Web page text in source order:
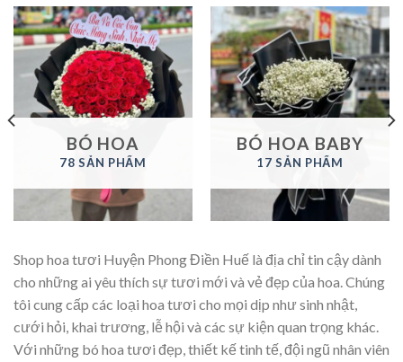
BÓ HOA
78 SẢN PHẨM
BÓ HOA BABY
17 SẢN PHẨM
Shop hoa tươi Huyện Phong Điền Huế là địa chỉ tin cậy dành
cho những ai yêu thích sự tươi mới và vẻ đẹp của hoa. Chúng
tôi cung cấp các loại hoa tươi cho mọi dịp như sinh nhật,
cưới hỏi, khai trương, lễ hội và các sự kiện quan trọng khác.
Với những bó hoa tươi đẹp, thiết kế tinh tế, đội ngũ nhân viên